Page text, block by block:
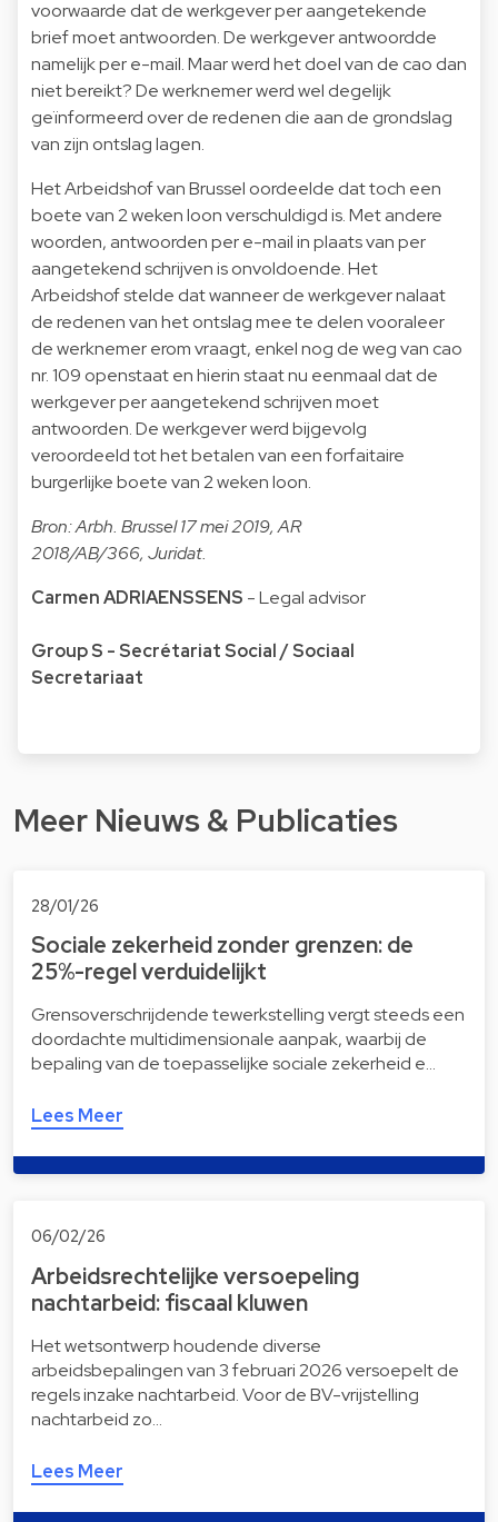
voorwaarde dat de werkgever per aangetekende
brief moet antwoorden. De werkgever antwoordde
namelijk per e-mail. Maar werd het doel van de cao dan
niet bereikt? De werknemer werd wel degelijk
geïnformeerd over de redenen die aan de grondslag
van zijn ontslag lagen.
Het Arbeidshof van Brussel oordeelde dat toch een
boete van 2 weken loon verschuldigd is. Met andere
woorden, antwoorden per e-mail in plaats van per
aangetekend schrijven is onvoldoende. Het
Arbeidshof stelde dat wanneer de werkgever nalaat
de redenen van het ontslag mee te delen vooraleer
de werknemer erom vraagt, enkel nog de weg van cao
nr. 109 openstaat en hierin staat nu eenmaal dat de
werkgever per aangetekend schrijven moet
antwoorden. De werkgever werd bijgevolg
veroordeeld tot het betalen van een forfaitaire
burgerlijke boete van 2 weken loon.
Bron: Arbh. Brussel 17 mei 2019, AR
2018/AB/366, Juridat.
Carmen ADRIAENSSENS - Legal advisor
Group S - Secrétariat Social / Sociaal
Secretariaat
Meer Nieuws & Publicaties
28/01/26
Sociale zekerheid zonder grenzen: de
25%-regel verduidelijkt
Grensoverschrijdende tewerkstelling vergt steeds een
doordachte multidimensionale aanpak, waarbij de
bepaling van de toepasselijke sociale zekerheid e…
Lees Meer
06/02/26
Arbeidsrechtelijke versoepeling
nachtarbeid: fiscaal kluwen
Het wetsontwerp houdende diverse
arbeidsbepalingen van 3 februari 2026 versoepelt de
regels inzake nachtarbeid. Voor de BV-vrijstelling
nachtarbeid zo…
Lees Meer